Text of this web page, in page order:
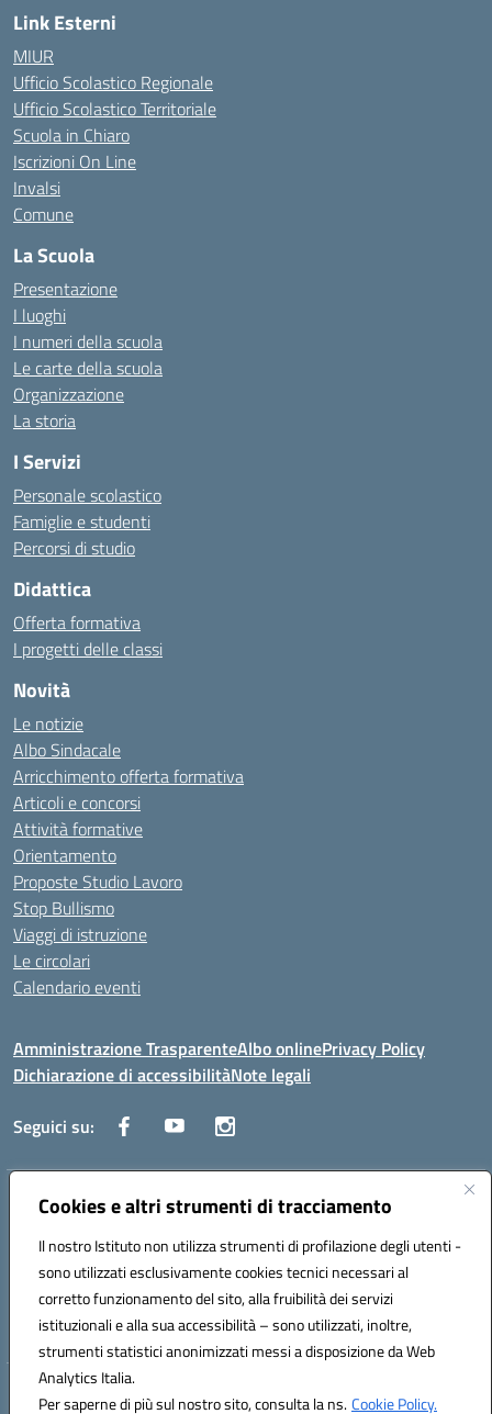
Cookies e altri strumenti di tracciamento
Il nostro Istituto non utilizza strumenti di profilazione degli utenti -
sono utilizzati esclusivamente cookies tecnici necessari al
corretto funzionamento del sito, alla fruibilità dei servizi
istituzionali e alla sua accessibilità – sono utilizzati, inoltre,
strumenti statistici anonimizzati messi a disposizione da Web
Analytics Italia.
Per saperne di più sul nostro sito, consulta la ns.Cookie Policy.
Link Esterni
MIUR
Ufficio Scolastico Regionale
Ufficio Scolastico Territoriale
Scuola in Chiaro
Iscrizioni On Line
Invalsi
Comune
La Scuola
Presentazione
I luoghi
I numeri della scuola
Le carte della scuola
Organizzazione
La storia
I Servizi
Personale scolastico
Famiglie e studenti
Percorsi di studio
Didattica
Offerta formativa
I progetti delle classi
Novità
Le notizie
Albo Sindacale
Arricchimento offerta formativa
Articoli e concorsi
Attività formative
Orientamento
Proposte Studio Lavoro
Stop Bullismo
Viaggi di istruzione
Le circolari
Calendario eventi
Amministrazione TrasparenteAlbo onlinePrivacy Policy
Dichiarazione di accessibilitàNote legali
Seguici su:
Indirizzo:Corso Fornari, 1 - 70056 Molfetta
Posta elettronica certificata (PEC):BARH04000D@pec.istruzione.it
Codice fiscale: 93249230728
Codice meccanografico: BARH04000D
Hosting & Powered by 3D Solution S.r.l.